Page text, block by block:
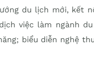
du lịch mới, kết
việc làm ngành
biểu diễn nghệ